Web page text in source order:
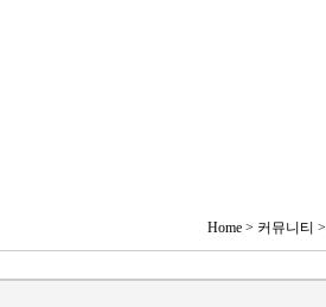
Home > 커뮤니티 >